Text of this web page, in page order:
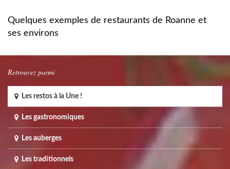
Quelques exemples de restaurants de Roanne et
ses environs
Retrouvez parmi
Les restos à la Une !
Les gastronomiques
Les auberges
Les traditionnels